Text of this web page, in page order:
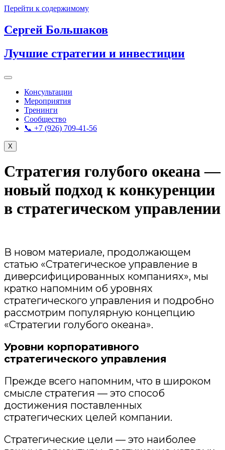
Перейти к содержимому
Сергей Большаков
Лучшие стратегии и инвестиции
Консультации
Мероприятия
Тренинги
Сообщество
📞 +7 (926) 709-41-56
X
Стратегия голубого океана —
новый подход к конкуренции
в стратегическом управлении
В новом материале, продолжающем
статью «Стратегическое управление в
диверсифицированных компаниях», мы
кратко напомним об уровнях
стратегического управления и подробно
рассмотрим популярную концепцию
«Стратегии голубого океана».
Уровни корпоративного
стратегического управления
Прежде всего напомним, что в широком
смысле стратегия — это способ
достижения поставленных
стратегических целей компании.
Стратегические цели — это наиболее